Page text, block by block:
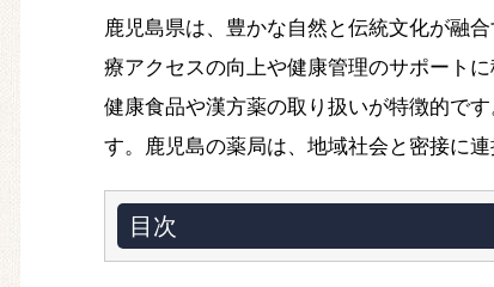
鹿児島県は、豊かな自然と伝統文化が融
療アクセスの向上や健康管理のサポート
健康食品や漢方薬の取り扱いが特徴的で
す。鹿児島の薬局は、地域社会と密接に
目次